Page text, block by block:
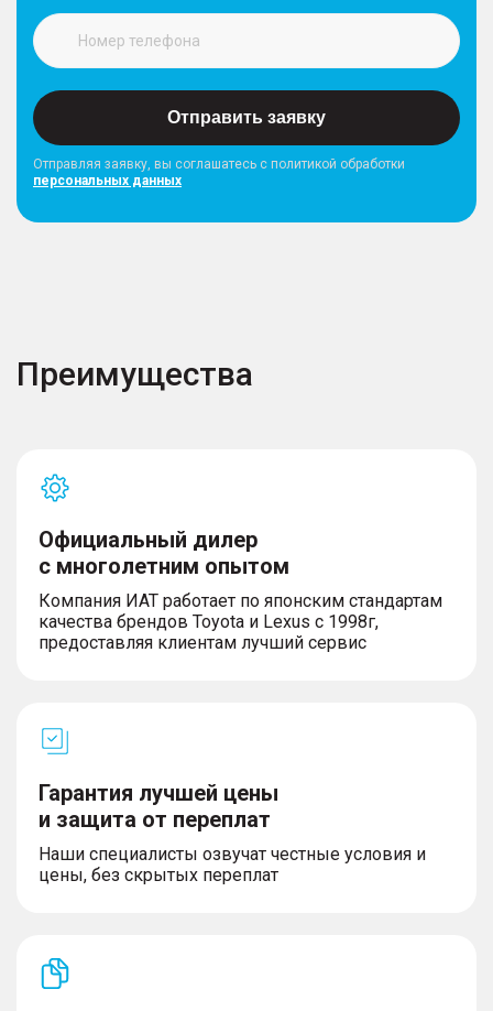
Отправить заявку
Отправляя заявку, вы соглашатесь с политикой обработки
персональных данных
Преимущества
Официальный дилер
с многолетним опытом
Компания ИАТ работает по японским стандартам
качества брендов Toyota и Lexus с 1998г,
предоставляя клиентам лучший сервис
Гарантия лучшей цены
и защита от переплат
Наши специалисты озвучат честные условия и
цены, без скрытых переплат